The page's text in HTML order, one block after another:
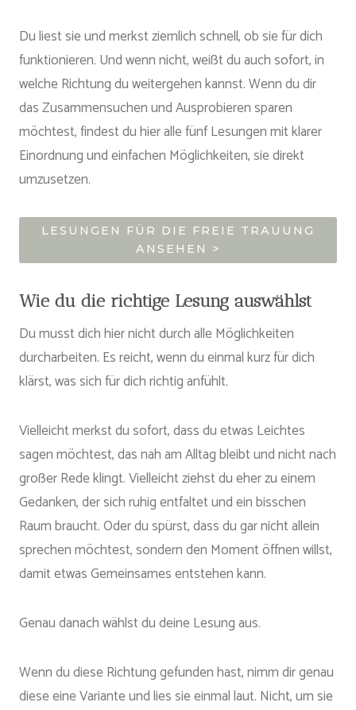
Du liest sie und merkst ziemlich schnell, ob sie für dich
funktionieren. Und wenn nicht, weißt du auch sofort, in
welche Richtung du weitergehen kannst. Wenn du dir
das Zusammensuchen und Ausprobieren sparen
möchtest, findest du hier alle fünf Lesungen mit klarer
Einordnung und einfachen Möglichkeiten, sie direkt
umzusetzen.
LESUNGEN FÜR DIE FREIE TRAUUNG
ANSEHEN >
Wie du die richtige Lesung auswählst
Du musst dich hier nicht durch alle Möglichkeiten
durcharbeiten. Es reicht, wenn du einmal kurz für dich
klärst, was sich für dich richtig anfühlt.
Vielleicht merkst du sofort, dass du etwas Leichtes
sagen möchtest, das nah am Alltag bleibt und nicht nach
großer Rede klingt. Vielleicht ziehst du eher zu einem
Gedanken, der sich ruhig entfaltet und ein bisschen
Raum braucht. Oder du spürst, dass du gar nicht allein
sprechen möchtest, sondern den Moment öffnen willst,
damit etwas Gemeinsames entstehen kann.
Genau danach wählst du deine Lesung aus.
Wenn du diese Richtung gefunden hast, nimm dir genau
diese eine Variante und lies sie einmal laut. Nicht, um sie